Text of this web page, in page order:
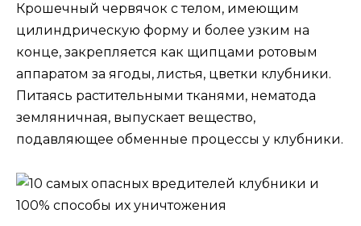
Крошечный червячок с телом, имеющим
цилиндрическую форму и более узким на
конце, закрепляется как щипцами ротовым
аппаратом за ягоды, листья, цветки клубники.
Питаясь растительными тканями, нематода
земляничная, выпускает вещество,
подавляющее обменные процессы у клубники.